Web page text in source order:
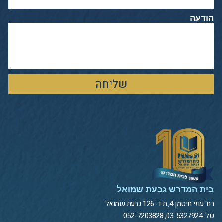
הודעה
שליחה
בית המדרש גבעת שמואל
רח' עוזי חיטמן 4, ת.ד. 126 גבעת שמואל
טל. 03-5327924, 052-7203828